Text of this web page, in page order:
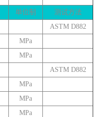
单位制
测试方法
ASTM D882
MPa
MPa
ASTM D882
MPa
MPa
MPa